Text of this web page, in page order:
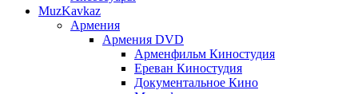
MuzKavkaz
Армения
Армения DVD
Арменфильм Киностудия
Ереван Киностудия
Документальное Кино